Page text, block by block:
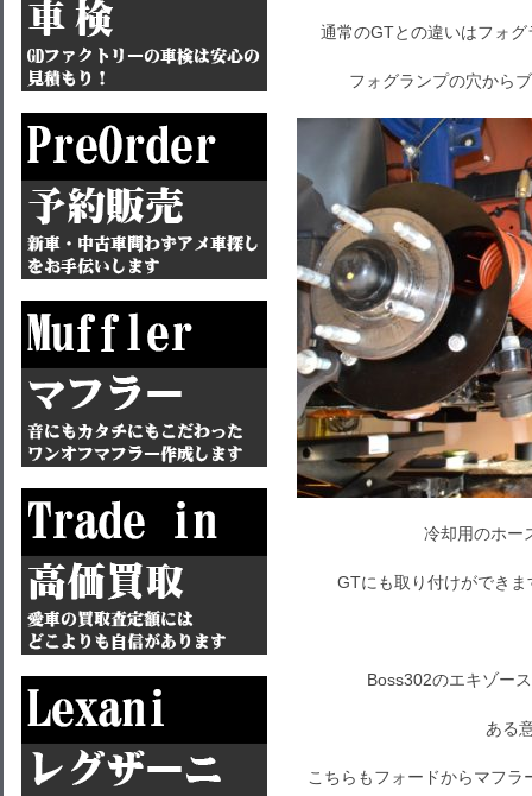
通常のGTとの違いはフォ
フォグランプの穴から
冷却用のホー
GTにも取り付けができ
Boss302のエキゾー
ある
こちらもフォードからマフ